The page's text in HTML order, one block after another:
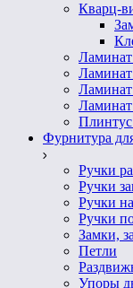
Кварц-
Фурнитура
Ручки
Ручки
Ручки
Ручки
Замки,
Петли
Упоры